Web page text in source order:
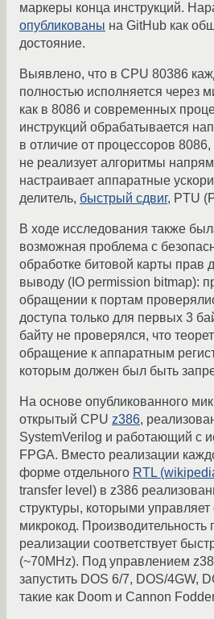
маркеры конца инструкций.
опубликованы на GitHub как
достояние.
Выявлено, что в CPU 80386
полностью исполняется через
как в 8086 и современных
инструкций обрабатывается
в отличие от процессоров
не реализует алгоритмы
настраивает аппаратные
делитель, быстрый сдвиг, PTU
В ходе исследования также
возможная проблема с
обработке битовой карты прав
выводу (IO permission bitmap):
обращении к портам
доступа только для первых 3
байту не проверялся, что
обращение к аппаратным
которым должен был быть
На основе опубликованного
открытый CPU z386,
SystemVerilog и работающий с
FPGA. Вместо реализации
форме отдельного RTL
transfer level) в z386
структуры, которыми
микрокод. Производительность
реализации соответствует
(~70MHz). Под управлением
запустить DOS 6/7, DOS/4GW,
такие как Doom и Cannon